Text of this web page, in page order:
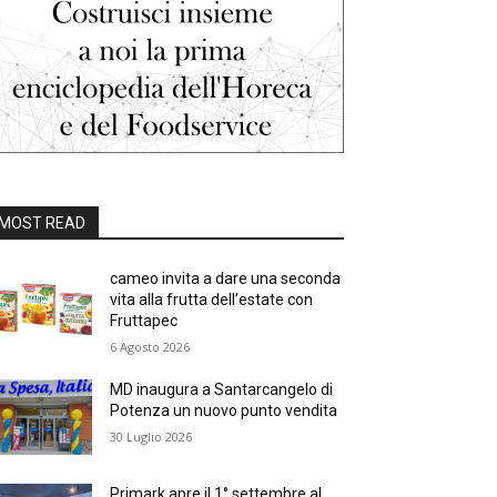
READ
cameo invita a dare una seconda
vita alla frutta dell’estate con
Fruttapec
6 Agosto 2026
MD inaugura a Santarcangelo di
Potenza un nuovo punto vendita
30 Luglio 2026